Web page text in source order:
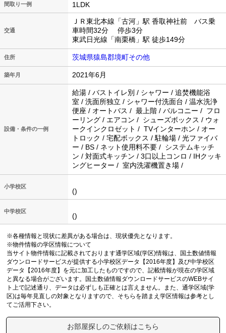
間取り一例 1LDK
交通
ＪＲ東北本線「古河」駅 香取神社前 バス乗
車時間32分 停歩3分
東武日光線「南栗橋」駅 徒歩149分
住所 茨城県猿島郡境町その他
築年月 2021年6月
設備・条件の一例
給湯 / バストイレ別 / シャワー / 追焚機能浴
室 / 洗面所独立 / シャワー付洗面台 / 温水洗浄
便座 / オートバス / 最上階 / バルコニー / フロ
ーリング / エアコン / シューズボックス / ウォ
ークインクロゼット / TVインターホン / オー
トロック / 宅配ボックス / 駐輪場 / 光ファイバ
ー / BS / ネット使用料不要 / システムキッチ
ン / 対面式キッチン / 3口以上コンロ / IHクッキ
ングヒーター / 室内洗濯機置き場 /
小学校区
()
中学校区
()
※各種情報と現状に差異がある場合は、現状優先となります。
※物件情報の学区情報について
当サイト物件情報に記載されております通学区域(学区)情報は、国土数値情報
ダウンロードサービスが提供する小学校区データ【2016年度】及び中学校区
データ【2016年度】を元に加工したものですので、記載情報が現在の学区域
と異なる場合がございます。国土数値情報ダウンロードサービスのWEBサイ
ト上で記述通り、データは必ずしも正確とは言えません。また、通学区域(学
区)は毎年見直しの対象となりますので、そちらを踏まえ学区情報は参考とし
てご活用下さい。
お部屋探しのご依頼はこちら